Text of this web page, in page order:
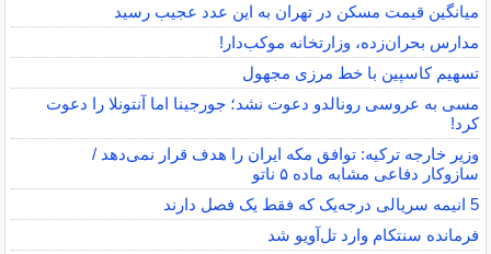
میانگین قیمت مسکن در تهران به این عدد عجیب رسید
مدارس بحران‌زده، وزارتخانه موکب‌دار!
تسهیم کاسپین با خط مرزی مجهول
مسی به عروسی رونالدو دعوت نشد؛ جورجینا اما آنتونلا را دعوت
کرد!
وزیر خارجه ترکیه: توافق مکه ایران را هدف قرار نمی‌دهد /
سازوکار دفاعی مشابه ماده ۵ ناتو
5 انیمه سریالی درجه‌یک که فقط یک فصل دارند
فرمانده سنتکام وارد تل‌آویو شد